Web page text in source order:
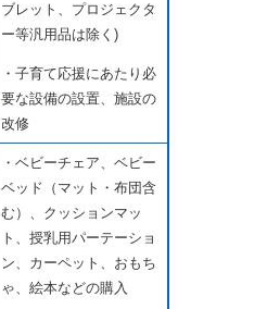
ブレット、プロジェクタ
ー等汎用品は除く)
・子育て応援にあたり必
要な設備の設置、施設の
改修
・ベビーチェア、ベビー
ベッド（マット・布団含
む）、クッションマッ
ト、授乳用パーテーショ
ン、カーペット、おもち
ゃ、絵本などの購入